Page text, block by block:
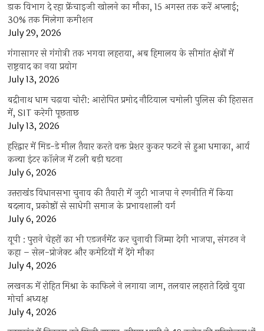
डाक विभाग दे रहा फ्रेंचाइजी खोलने का मौका, 15 अगस्त तक करें अप्लाई;
30% तक मिलेगा कमीशन
July 29, 2026
गंगासागर से गंगोत्री तक भगवा लहराया, अब हिमालय के सीमांत क्षेत्रों में
राष्ट्रवाद का नया प्रयोग
July 13, 2026
बद्रीनाथ धाम चढ़ावा चोरी: आरोपित प्रमोद नौटियाल चमोली पुलिस की हिरासत
में, SIT करेगी पूछताछ
July 13, 2026
हरिद्वार में मिड-डे मील तैयार करते वक्त प्रेशर कुकर फटने से हुआ धमाका, आर्य
कन्या इंटर कॉलेज में टली बड़ी घटना
July 6, 2026
उत्तराखंंड विधानसभा चुनाव की तैयारी में जुटी भाजपा ने रणनीति में किया
बदलाव, प्रकोष्ठों से साधेगी समाज के प्रभावशाली वर्ग
July 6, 2026
यूपी : पुराने चेहरों का भी एडजर्नमेंट कर चुनावी जिम्मा देगी भाजपा, संगठन ने
कहा – सेल-प्रोजेक्ट और कमेटियों में देंगे मौका
July 4, 2026
लखनऊ में रोहित मिश्रा के काफिले ने लगाया जाम, तलवार लहराते दिखे युवा
मोर्चा अध्यक्ष
July 4, 2026